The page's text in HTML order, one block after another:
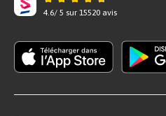
La valeur des temps
valeurs : récapitulatif
4.6/ 5 sur 15520 avis